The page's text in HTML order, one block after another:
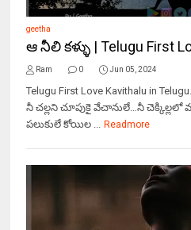
geetha
ఆ నీలి కళ్ళు | Telugu First
Ram 0 Jun 05, 2024
Telugu First Love Kavithalu in
నీ చల్లని చూపుకై వేచానులే…నీ చెక్కిల్లలో
పలుకులే కోయిల ... Readmore